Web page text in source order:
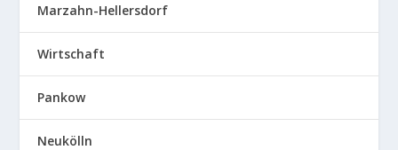
Marzahn-Hellersdorf
Wirtschaft
Pankow
Neukölln